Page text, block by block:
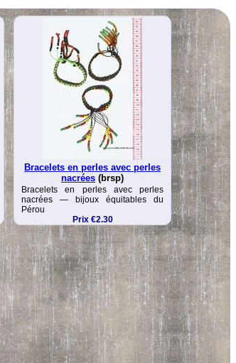
Bracelets en perles avec perles
nacrées (brsp)
Bracelets en perles avec perles
nacrées — bijoux équitables du
Pérou
Prix €2.30